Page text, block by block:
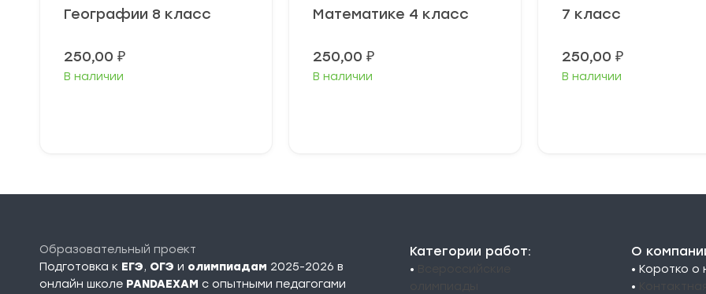
Географии 8 класс
250,00 ₽
В наличии
Математике 4 класс
250,00 ₽
В наличии
7 класс
250,00 ₽
В наличии
Образовательный проект
Подготовка к ЕГЭ, ОГЭ и олимпиадам 2025-2026 в
онлайн школе PANDAEXAM c опытными педагогами
Категории работ:
•
О
• Коротко о
•